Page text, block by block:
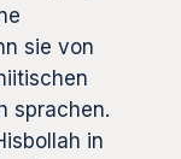
sie von
sprachen.
in